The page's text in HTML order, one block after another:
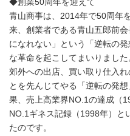
◆創業50周年を迎えて
青山商事は、2014年で50周年
来、創業者である青山五郎前
になれない」という「逆転の
な革命を起こしてまいりました
郊外への出店、買い取り仕入
とを先んじてやる「逆転の発
果、売上高業界NO.1の達成（
NO.1ギネス記録（1998年）
たのです。